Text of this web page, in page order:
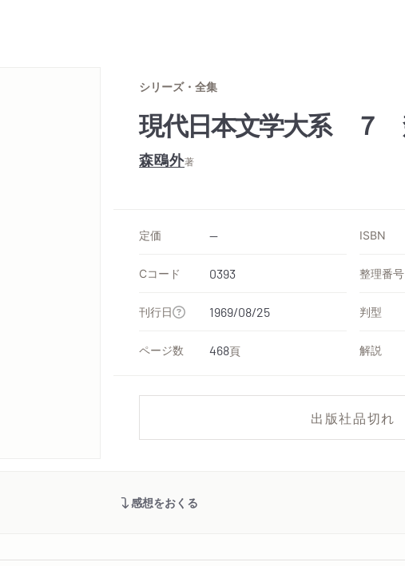
シリーズ・全集
現代日本文学大系 ７
森鴎外著
定価 -- ISBN
Cコード 0393 整理番号
刊行日 1969/08/25 判型
ページ数 468頁 解説
出版社品切れ
感想をおくる